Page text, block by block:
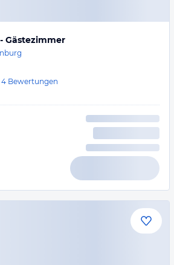
Gästezimmer
4 Bewertungen